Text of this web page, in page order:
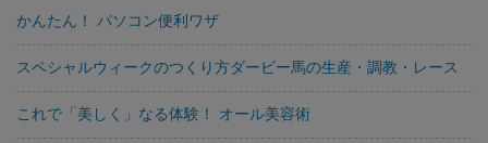
かんたん！ パソコン便利ワザ
スペシャルウィークのつくり方ダービー馬の生産・調教・レース
これで「美しく」なる体験！ オール美容術